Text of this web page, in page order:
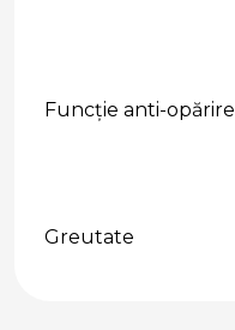
Funcţie anti-opărire
Greutate